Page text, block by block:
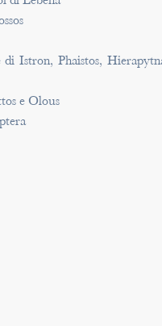
Istron, Phaistos,
e Olous